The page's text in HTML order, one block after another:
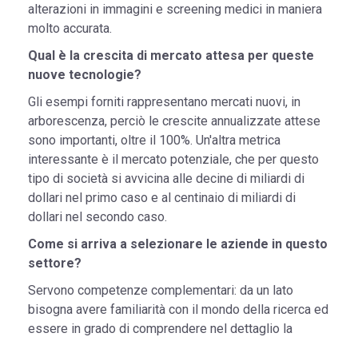
alterazioni in immagini e screening medici in maniera
molto accurata.
Qual è la crescita di mercato attesa per queste
nuove tecnologie?
Gli esempi forniti rappresentano mercati nuovi, in
arborescenza, perciò le crescite annualizzate attese
sono importanti, oltre il 100%. Un'altra metrica
interessante è il mercato potenziale, che per questo
tipo di società si avvicina alle decine di miliardi di
dollari nel primo caso e al centinaio di miliardi di
dollari nel secondo caso.
Come si arriva a selezionare le aziende in questo
settore?
Servono competenze complementari: da un lato
bisogna avere familiarità con il mondo della ricerca ed
essere in grado di comprendere nel dettaglio la